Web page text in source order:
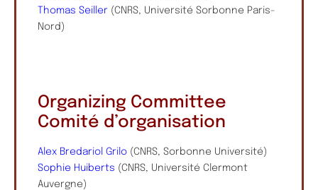
Thomas Seiller (CNRS, Université Sorbonne Paris-
Nord)
Organizing Committee
Comité d’organisation
Alex Bredariol Grilo (CNRS, Sorbonne Université)
Sophie Huiberts (CNRS, Université Clermont
Auvergne)